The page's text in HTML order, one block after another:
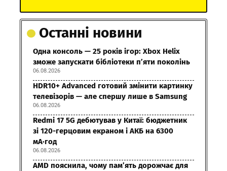
Останні новини
Одна консоль — 25 років ігор: Xbox Helix
зможе запускати бібліотеки п’яти поколінь
06.08.2026
HDR10+ Advanced готовий змінити картинку
телевізорів — але спершу лише в Samsung
06.08.2026
Redmi 17 5G дебютував у Китаї: бюджетник
зі 120-герцовим екраном і АКБ на 6300
мА·год
06.08.2026
AMD пояснила, чому пам’ять дорожчає для